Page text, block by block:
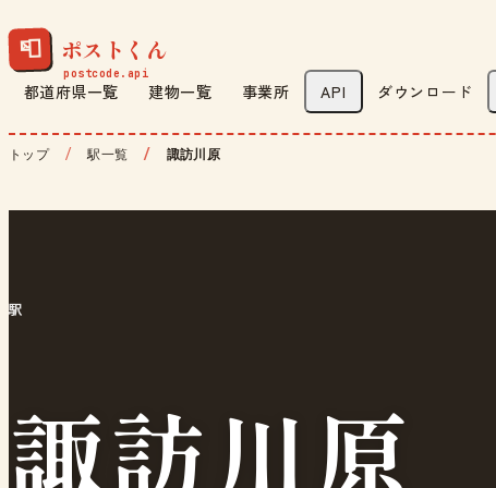
📮 ポストくん
都道府県一覧 建物一覧 事業所 API ダウンロード
トップ 駅一覧 諏訪川原
駅
諏訪川原